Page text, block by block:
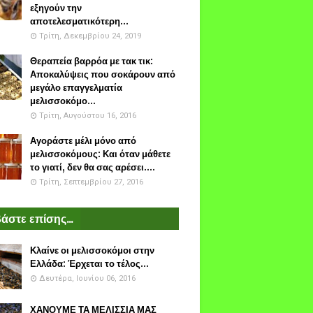
εξηγούν την
αποτελεσματικότερη...
Τρίτη, Δεκεμβρίου 24, 2019
Θεραπεία βαρρόα με τακ τικ:
Αποκαλύψεις που σοκάρουν από
μεγάλο επαγγελματία
μελισσοκόμο...
Τρίτη, Αυγούστου 16, 2016
Αγοράστε μέλι μόνο από
μελισσοκόμους: Και όταν μάθετε
το γιατί, δεν θα σας αρέσει....
Τρίτη, Σεπτεμβρίου 27, 2016
επίσης...
Κλαίνε οι μελισσοκόμοι στην
Ελλάδα: Έρχεται το τέλος...
Δευτέρα, Ιουνίου 06, 2016
ΧΑΝΟΥΜΕ ΤΑ ΜΕΛΙΣΣΙΑ ΜΑΣ